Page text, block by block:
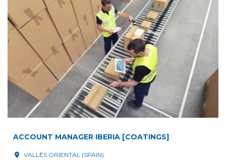
ACCOUNT MANAGER IBERIA [COATINGS]
VALLÈS ORIENTAL (SPAIN)